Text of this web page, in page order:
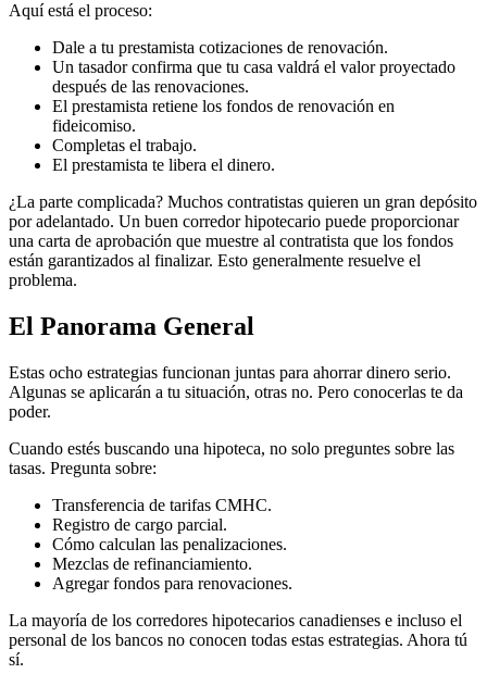
Aquí está el proceso:
Dale a tu prestamista cotizaciones de renovación.
Un tasador confirma que tu casa valdrá el valor proyectado
después de las renovaciones.
El prestamista retiene los fondos de renovación en
fideicomiso.
Completas el trabajo.
El prestamista te libera el dinero.
¿La parte complicada? Muchos contratistas quieren un gran depósito
por adelantado. Un buen corredor hipotecario puede proporcionar
una carta de aprobación que muestre al contratista que los fondos
están garantizados al finalizar. Esto generalmente resuelve el
problema.
El Panorama General
Estas ocho estrategias funcionan juntas para ahorrar dinero serio.
Algunas se aplicarán a tu situación, otras no. Pero conocerlas te da
poder.
Cuando estés buscando una hipoteca, no solo preguntes sobre las
tasas. Pregunta sobre:
Transferencia de tarifas CMHC.
Registro de cargo parcial.
Cómo calculan las penalizaciones.
Mezclas de refinanciamiento.
Agregar fondos para renovaciones.
La mayoría de los corredores hipotecarios canadienses e incluso el
personal de los bancos no conocen todas estas estrategias. Ahora tú
sí.